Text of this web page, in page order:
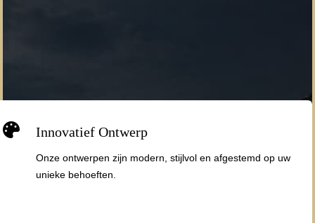
 Innovatief Ontwerp
Onze ontwerpen zijn modern, stijlvol en afgestemd op uw
unieke behoeften.